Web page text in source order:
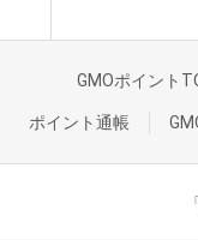
GMOポイント
ポイント通帳